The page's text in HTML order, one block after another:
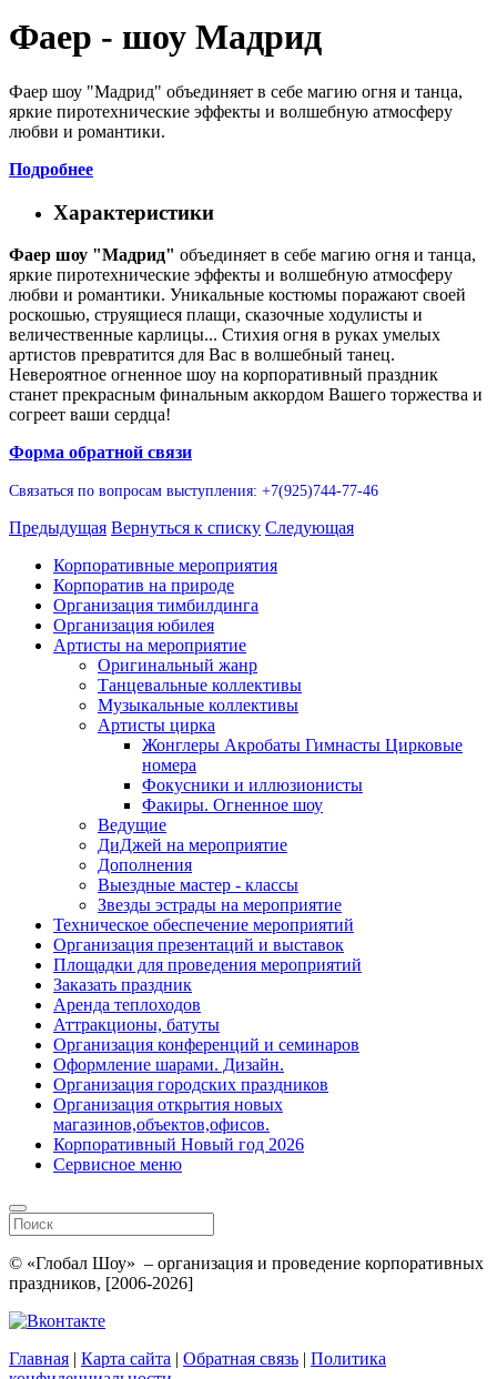
Фаер - шоу Мадрид
Фаер шоу "Мадрид" объединяет в себе магию огня и танца,
яркие пиротехнические эффекты и волшебную атмосферу
любви и романтики.
Подробнее
Характеристики
Фаер шоу "Мадрид" объединяет в себе магию огня и танца,
яркие пиротехнические эффекты и волшебную атмосферу
любви и романтики. Уникальные костюмы поражают своей
роскошью, струящиеся плащи, сказочные ходулисты и
величественные карлицы... Стихия огня в руках умелых
артистов превратится для Вас в волшебный танец.
Невероятное огненное шоу на корпоративный праздник
станет прекрасным финальным аккордом Вашего торжества и
согреет ваши сердца!
Форма обратной связи
Связаться по вопросам выступления: +7(925)744-77-46
Предыдущая Вернуться к списку Следующая
Корпоративные мероприятия
Корпоратив на природе
Организация тимбилдинга
Организация юбилея
Артисты на мероприятие
Оригинальный жанр
Танцевальные коллективы
Музыкальные коллективы
Артисты цирка
Жонглеры Акробаты Гимнасты Цирковые
номера
Фокусники и иллюзионисты
Факиры. Огненное шоу
Ведущие
ДиДжей на мероприятие
Дополнения
Выездные мастер - классы
Звезды эстрады на мероприятие
Техническое обеспечение мероприятий
Организация презентаций и выставок
Площадки для проведения мероприятий
Заказать праздник
Аренда теплоходов
Аттракционы, батуты
Организация конференций и семинаров
Оформление шарами. Дизайн.
Организация городских праздников
Организация открытия новых
магазинов,объектов,офисов.
Корпоративный Новый год 2026
Сервисное меню
© «Глобал Шоу» – организация и проведение корпоративных
праздников, [2006-2026]
Главная | Карта сайта | Обратная связь | Политика